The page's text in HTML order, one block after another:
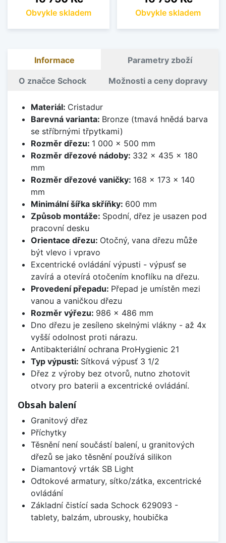
Obvykle skladem Obvykle skladem
Informace Parametry zboží
O značce Schock Možnosti a ceny dopravy
Materiál: Cristadur
Barevná varianta: Bronze (tmavá hnědá barva
se stříbrnými třpytkami)
Rozměr dřezu: 1 000 x 500 mm
Rozměr dřezové nádoby: 332 x 435 x 180
mm
Rozměr dřezové vaničky: 168 x 173 x 140
mm
Minimální šířka skříňky: 600 mm
Způsob montáže: Spodní, dřez je usazen pod
pracovní desku
Orientace dřezu: Otočný, vana dřezu může
být vlevo i vpravo
Excentrické ovládání výpusti - výpusť se
zavírá a otevírá otočením knoflíku na dřezu.
Provedení přepadu: Přepad je umístěn mezi
vanou a vaničkou dřezu
Rozměr výřezu: 986 x 486 mm
Dno dřezu je zesíleno skelnými vlákny - až 4x
vyšší odolnost proti nárazu.
Antibakteriální ochrana ProHygienic 21
Typ výpusti: Sítková výpusť 3 1/2
Dřez z výroby bez otvorů, nutno zhotovit
otvory pro baterii a excentrické ovládání.
Obsah balení
Granitový dřez
Příchytky
Těsnění není součástí balení, u granitových
dřezů se jako těsnění používá silikon
Diamantový vrták SB Light
Odtokové armatury, sítko/zátka, excentrické
ovládání
Základní čistící sada Schock 629093 -
tablety, balzám, ubrousky, houbička